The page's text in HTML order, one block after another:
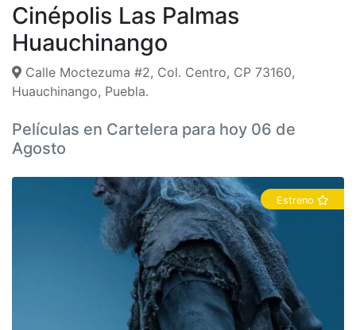
Cinépolis Las Palmas
Huauchinango
Calle Moctezuma #2, Col. Centro, CP 73160,
Huauchinango, Puebla.
Películas en Cartelera para hoy 06 de
Agosto
Estreno